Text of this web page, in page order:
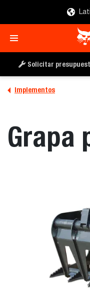
Solicitar
Implementos
Grapa